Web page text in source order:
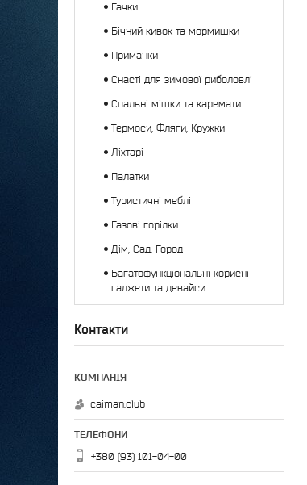
Гачки
Бічний кивок та мормишки
Приманки
Снасті для зимової риболовлі
Спальні мішки та каремати
Термоси, Фляги, Кружки
Ліхтарі
Палатки
Туристичні меблі
Газові горілки
Дім, Сад, Город
Багатофункціональні корисні
гаджети та девайси
Контакти
caiman.club
+380 (93) 101-04-00